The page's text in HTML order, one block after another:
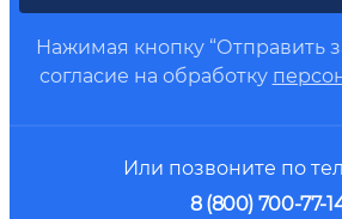
Нажимая кнопку “Отправить
согласие на обработку
Или позвоните по
8 (800) 700-77-